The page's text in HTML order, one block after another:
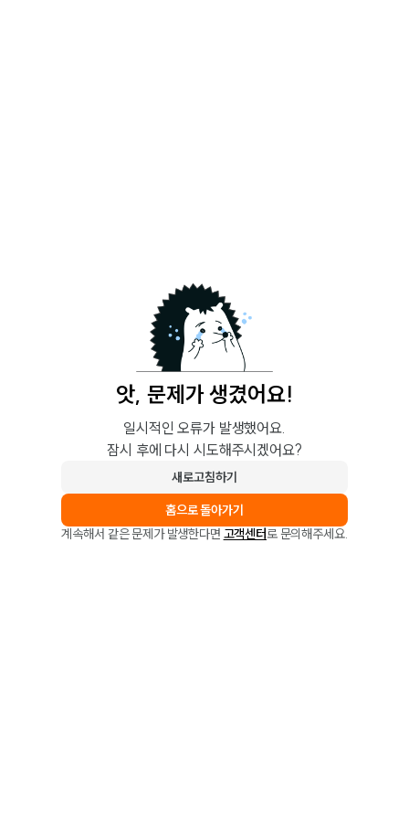
앗, 문제가 생겼어요!
일시적인 오류가 발생했어요.
잠시 후에 다시 시도해주시겠어요?
새로고침하기
홈으로 돌아가기
계속해서 같은 문제가 발생한다면 고객센터로 문의해주세요.